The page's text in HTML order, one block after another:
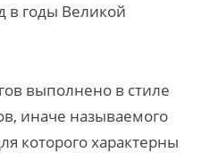
в годы Великой
выполнено в стиле
иначе называемого
которого характерны